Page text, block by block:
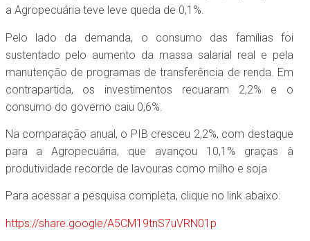
a Agropecuária teve leve queda de 0,1%.
Pelo lado da demanda, o consumo das famílias foi
sustentado pelo aumento da massa salarial real e pela
manutenção de programas de transferência de renda. Em
contrapartida, os investimentos recuaram 2,2% e o
consumo do governo caiu 0,6%.
Na comparação anual, o PIB cresceu 2,2%, com destaque
para a Agropecuária, que avançou 10,1% graças à
produtividade recorde de lavouras como milho e soja
Para acessar a pesquisa completa, clique no link abaixo:
https://share.google/A5CM19tnS7uVRN01p